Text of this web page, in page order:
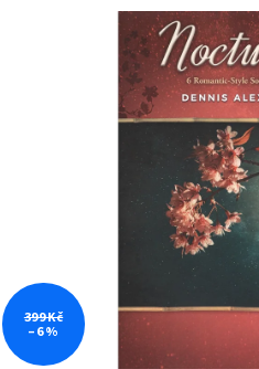
produktu
0,0
399 Kč
–6 %